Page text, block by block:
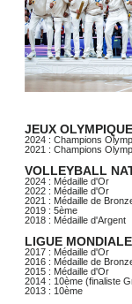
JEUX
2024 : Champions
2021 : Champions
VOLLEYBALL
2024 : Médaille d'Or
2022 : Médaille d'Or
2021 : Médaille de
2019 : 5ème
2018 : Médaille d'Argent
LIGUE MONDIALE
2017 : Médaille d'Or
2016 : Médaille de
2015 : Médaille d'Or
2014 : 10ème (finaliste
2013 : 10ème